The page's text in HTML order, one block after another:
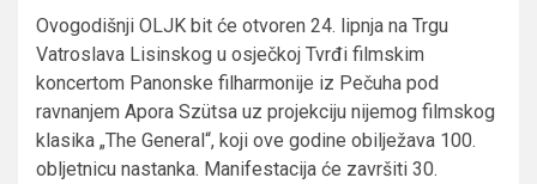
Ovogodišnji OLJK bit će otvoren 24. lipnja na Trgu
Vatroslava Lisinskog u osječkoj Tvrđi filmskim
koncertom Panonske filharmonije iz Pečuha pod
ravnanjem Apora Szütsa uz projekciju nijemog filmskog
klasika „The General“, koji ove godine obilježava 100.
obljetnicu nastanka. Manifestacija će završiti 30.